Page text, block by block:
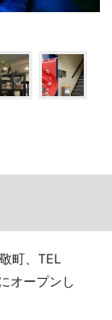
町、TEL
オープンし